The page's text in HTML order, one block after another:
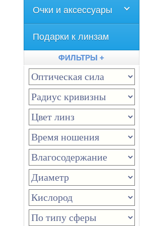
Очки и аксессуары
Подарки к линзам
ФИЛЬТРЫ +